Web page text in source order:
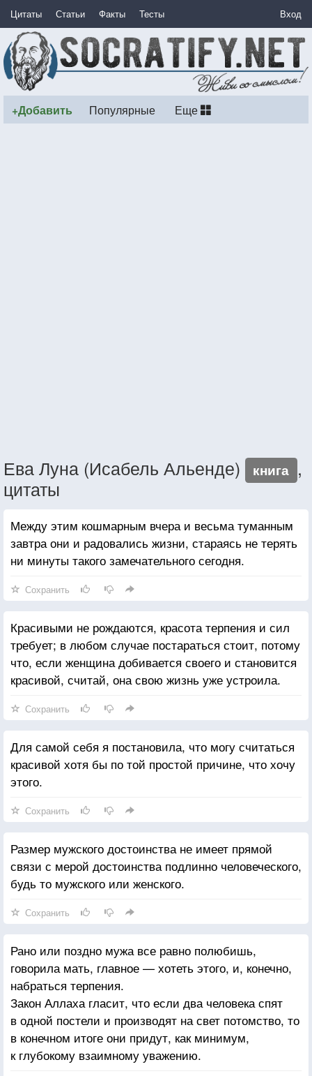
Цитаты Статьи Факты Тесты Вход
+Добавить Популярные Еще
Ева Луна (Исабель Альенде) книга ,
цитаты
Между этим кошмарным вчера и весьма туманным
завтра они и радовались жизни, стараясь не терять
ни минуты такого замечательного сегодня.
Сохранить
Красивыми не рождаются, красота терпения и сил
требует; в любом случае постараться стоит, потому
что, если женщина добивается своего и становится
красивой, считай, она свою жизнь уже устроила.
Сохранить
Для самой себя я постановила, что могу считаться
красивой хотя бы по той простой причине, что хочу
этого.
Сохранить
Размер мужского достоинства не имеет прямой
связи с мерой достоинства подлинно человеческого,
будь то мужского или женского.
Сохранить
Рано или поздно мужа все равно полюбишь,
говорила мать, главное — хотеть этого, и, конечно,
набраться терпения.
Закон Аллаха гласит, что если два человека спят
в одной постели и производят на свет потомство, то
в конечном итоге они придут, как минимум,
к глубокому взаимному уважению.